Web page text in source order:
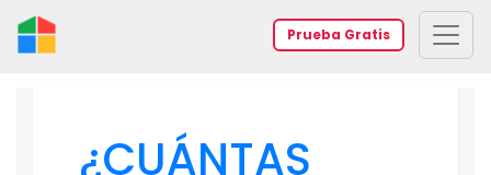
Prueba Gratis
¿CUÁNTAS